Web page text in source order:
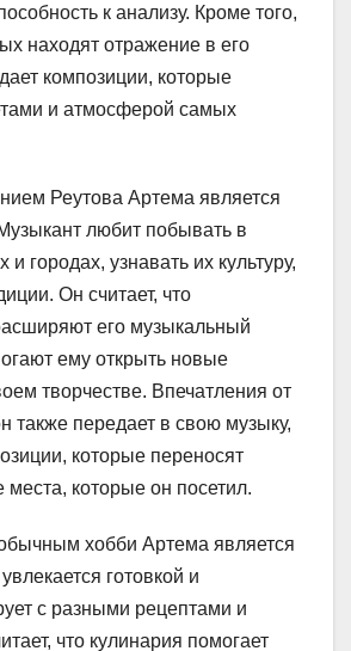
к анализу. Кроме того,
находят отражение в его
композиции, которые
и атмосферой самых
Реутова Артема является
любит побывать в
и городах, узнавать их культуру,
Он считает, что
его музыкальный
ему открыть новые
творчестве. Впечатления от
также передает в свою музыку,
которые переносят
места, которые он посетил.
хобби Артема является
готовкой и
с разными рецептами и
что кулинария помогает